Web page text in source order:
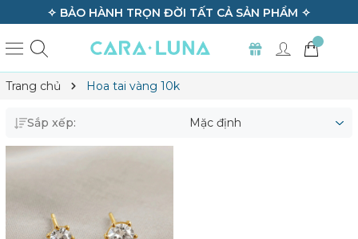
✧ BẢO HÀNH TRỌN ĐỜI TẤT CẢ SẢN PHẨM ✧
Trang chủ Hoa tai vàng 10k
Sắp xếp: Mặc định